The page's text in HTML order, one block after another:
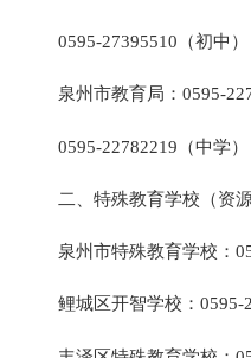
0595-27395510（初中）
泉州市教育局：0595-
0595-22782219（中学）
二、特殊教育学校（资源
泉州市特殊教育学校：
鲤城区开智学校：0595-